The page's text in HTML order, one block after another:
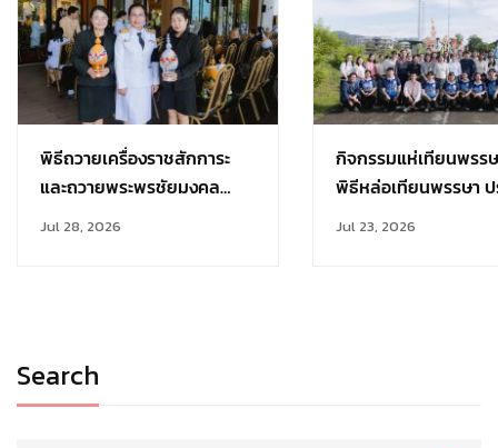
พิธีถวายเครื่องราชสักการะ
และถวายพระพรชัยมงคล
เนื่องในวันเฉลิม
Jul 28, 2026
กิจกรรมแห่เทียนพรร
พิธีหล่อเทียนพรรษา ป
การศึกษา 2569
Jul 23, 2026
Search